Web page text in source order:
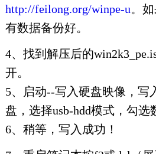
http://feilong.org/winpe-u。
有数据备份好。
4、找到解压后的
开。
5、启动--写入硬盘映像，写
盘，选择usb-hdd模式，勾选
6、稍等，写入成功！